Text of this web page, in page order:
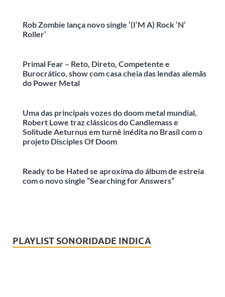
Rob Zombie lança novo single ‘(I’M A) Rock ‘N’
Roller’
Primal Fear – Reto, Direto, Competente e
Burocrático, show com casa cheia das lendas alemãs
do Power Metal
Uma das principais vozes do doom metal mundial,
Robert Lowe traz clássicos do Candlemass e
Solitude Aeturnus em turnê inédita no Brasil com o
projeto Disciples Of Doom
Ready to be Hated se aproxima do álbum de estreia
com o novo single “Searching for Answers”
PLAYLIST SONORIDADE INDICA